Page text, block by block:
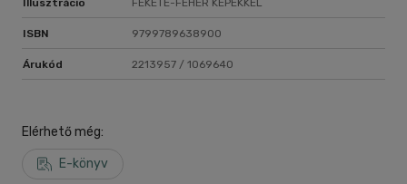
Illusztráció FEKETE-FEHÉR KÉPEKKEL
ISBN 9799789638900
Árukód 2213957 / 1069640
Elérhető még:
E-könyv